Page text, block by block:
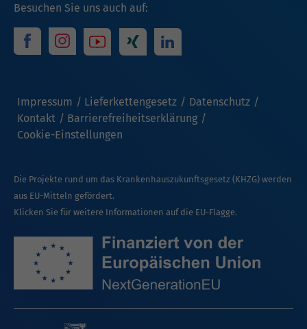
Besuchen Sie uns auch auf:
Impressum Lieferkettengesetz
Datenschutz
Kontakt
Barrierefreiheitserklärung
Cookie-Einstellungen
Die Projekte rund um das Krankenhauszukunftsgesetz (KHZG) werden
aus EU-Mitteln gefördert.
Klicken Sie für weitere Informationen auf die EU-Flagge.